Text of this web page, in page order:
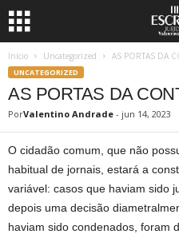
Início Uncategorized AS PORTAS DA
UNCATEGORIZED
AS PORTAS DA
PorValentino Andrade - jun 14, 2023
O cidadão comum, que não
habitual de jornais, estará a
variável: casos que haviam sido
depois uma decisão
haviam sido condenados, foram